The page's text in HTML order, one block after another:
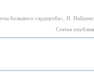
большого гардероба», Н.
Статья